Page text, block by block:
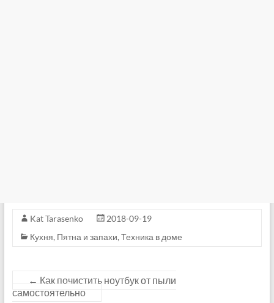
Kat Tarasenko
2018-09-19
Кухня, Пятна и запахи, Техника в доме
← Как почистить ноутбук от пыли
самостоятельно